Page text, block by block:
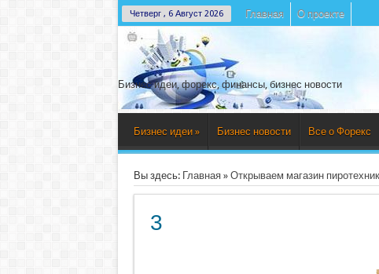
Четверг , 6 Август 2026 Главная О проекте
Бизнес идеи, форекс, финансы, бизнес новости
Бизнес идеи » Бизнес новости Все о Форекс
Вы здесь: Главная» Открываем магазин
3